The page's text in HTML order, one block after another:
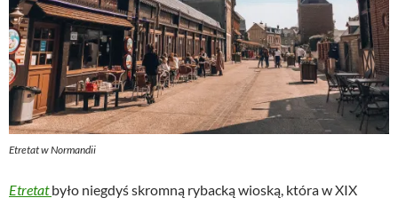
Etretat w Normandii
Etretatbyło niegdyś skromną rybacką wioską, która w XIX